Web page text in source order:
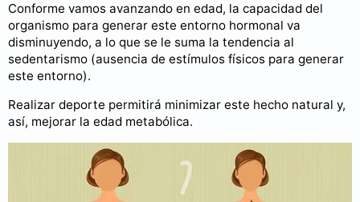
Conforme vamos avanzando en edad, la capacidad del
organismo para generar este entorno hormonal va
disminuyendo, a lo que se le suma la tendencia al
sedentarismo (ausencia de estímulos físicos para generar
este entorno).
Realizar deporte permitirá minimizar este hecho natural y,
así, mejorar la edad metabólica.